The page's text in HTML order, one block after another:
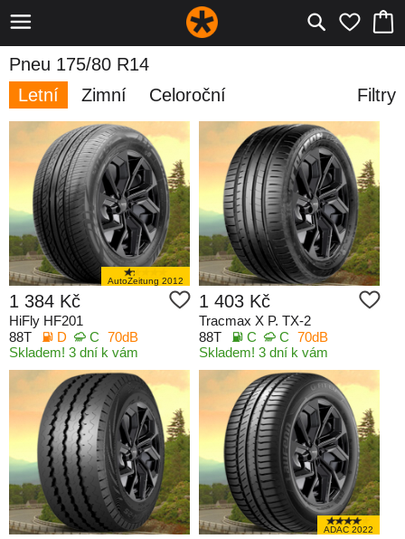
Pneu 175/80 R14
Letní
Zimní Celoroční Filtry
AutoZeitung 2012
1 384 Kč
HiFly HF201
88T
D C 70dB
Skladem! 3 dní k vám
1 403 Kč
Tracmax X P. TX-2
88T
C C 70dB
Skladem! 3 dní k vám
ADAC 2022